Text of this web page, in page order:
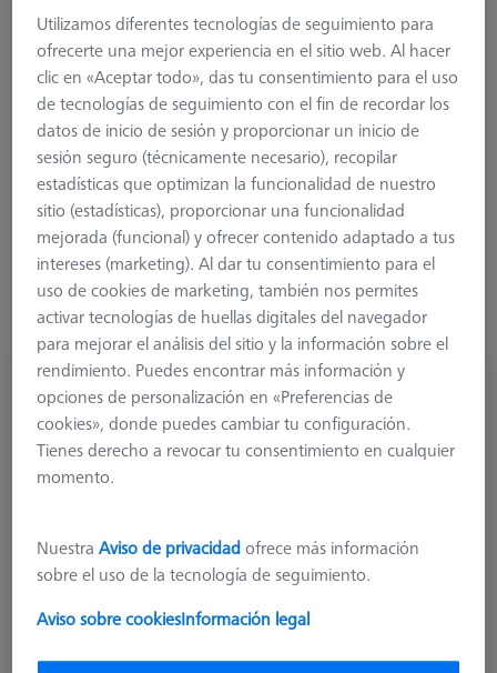
Ø Esfera (DK) Longitud (L) la medición de la
Más filtros
Palpador de estrella M5, DK1.5 L110.5
626115-5000-899
Utilizamos diferentes tecnologías de seguimiento para
ofrecerte una mejor experiencia en el sitio web. Al hacer
clic en «Aceptar todo», das tu consentimiento para el uso
de tecnologías de seguimiento con el fin de recordar los
datos de inicio de sesión y proporcionar un inicio de
sesión seguro (técnicamente necesario), recopilar
estadísticas que optimizan la funcionalidad de nuestro
sitio (estadísticas), proporcionar una funcionalidad
mejorada (funcional) y ofrecer contenido adaptado a tus
intereses (marketing). Al dar tu consentimiento para el
uso de cookies de marketing, también nos permites
activar tecnologías de huellas digitales del navegador
para mejorar el análisis del sitio y la información sobre el
rendimiento. Puedes encontrar más información y
opciones de personalización en «Preferencias de
cookies», donde puedes cambiar tu configuración.
Tienes derecho a revocar tu consentimiento en cualquier
momento.
NuestraAviso de privacidadofrece más información
sobre el uso de la tecnología de seguimiento.
Aviso sobre cookiesInformación legal